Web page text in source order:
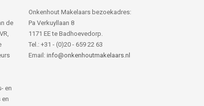
de
en
en
Onkenhout Makelaars bezoekadres:
Pa Verkuyllaan 8
1171 EE te Badhoevedorp.
Tel.: +31 - (0)20 - 659 22 63
Email: info@onkenhoutmakelaars.nl